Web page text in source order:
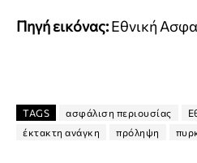
Πηγή εικόνας:Εθνική
TAGS ασφάλιση περιουσίας
έκτακτη ανάγκη
πρόληψη